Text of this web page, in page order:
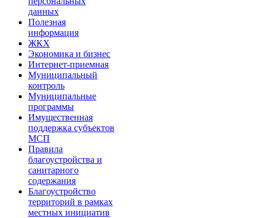
данных
Полезная
информация
ЖКХ
Экономика и бизнес
Интернет-приемная
Муниципальный
контроль
Муниципальные
программы
Имущественная
поддержка субъектов
МСП
Правила
благоустройства и
санитарного
содержания
Благоустройство
территорий в рамках
местных инициатив